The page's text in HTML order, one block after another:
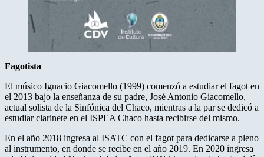
Fagotista
El músico Ignacio Giacomello (1999) comenzó a estudiar el fagot en
el 2013 bajo la enseñanza de su padre, José Antonio Giacomello,
actual solista de la Sinfónica del Chaco, mientras a la par se dedicó a
estudiar clarinete en el ISPEA Chaco hasta recibirse del mismo.
En el año 2018 ingresa al ISATC con el fagot para dedicarse a pleno
al instrumento, en donde se recibe en el año 2019. En 2020 ingresa